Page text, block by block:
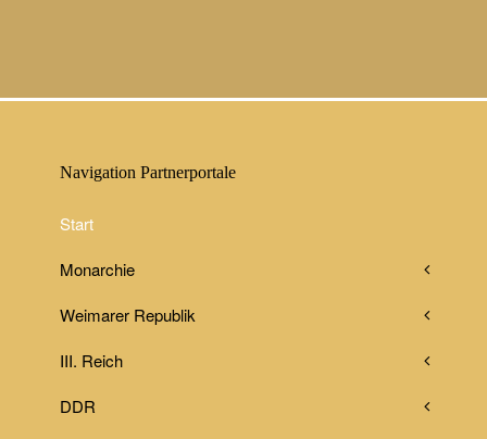
Navigation Partnerportale
Start
Monarchie
Weimarer Republik
III. Reich
DDR